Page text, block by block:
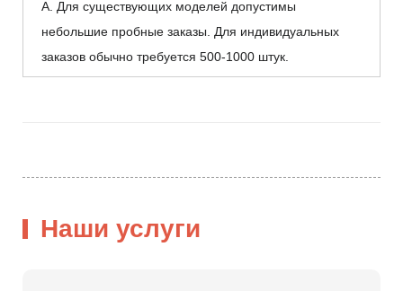
А. Для существующих моделей допустимы
небольшие пробные заказы. Для индивидуальных
заказов обычно требуется 500-1000 штук.
Наши услуги